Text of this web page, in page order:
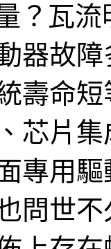
？瓦
器故
壽命
芯片
專用
問世